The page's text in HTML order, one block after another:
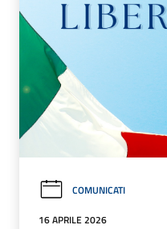
COMUNICATI
16 APRILE 2026